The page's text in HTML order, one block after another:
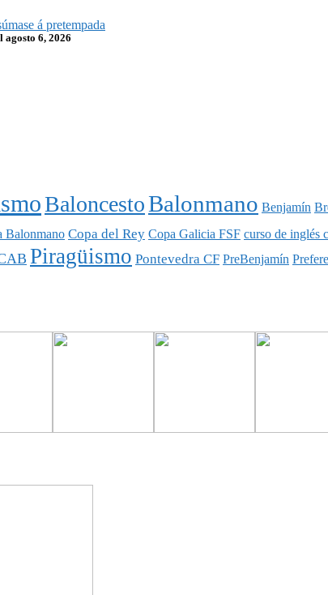
á pretempada
agosto 6, 2026
BaloncestoBalonmano Benjamín
Balonmano Copa del Rey Copa Galicia FSF curso de inglés
Piragüismo Pontevedra CF PreBenjamín